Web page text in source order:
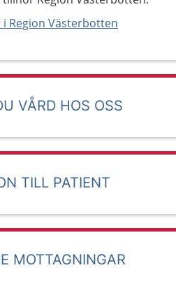
Region Västerbotten
VÅRD HOS OSS
TILL PATIENT
MOTTAGNINGAR